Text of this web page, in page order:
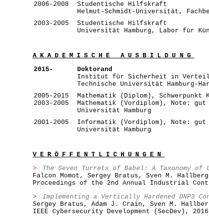
2006-2008
Studentische Hilfskraft
Helmut-Schmidt-Universität,
2003-2005
Studentische Hilfskraft
Universität Hamburg, Labor für
AKADEMISCHE AUSBILDUNG
2015-
Doktorand
Institut für Sicherheit in
Technische Universität Hamburg-
2005-2015
2003-2005
Mathematik (Diplom),
Mathematik (Vordiplom), Note: gut
Universität Hamburg
2001-2005
Informatik (Vordiplom), Note: gut
Universität Hamburg
VERÖFFENTLICHUNGEN
The Seven Turrets of Babel: A Taxonomy of
Falcon Momot, Sergey Bratus, Sven M.
Proceedings of the 2nd Annual Industrial
Implementing a Vertically Hardened DNP3
Sergey Bratus, Adam J. Crain, Sven M.
IEEE Cybersecurity Development (SecDev), 2016